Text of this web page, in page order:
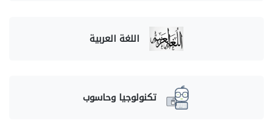
اللغة العربية
تكنولوجيا وحاسوب